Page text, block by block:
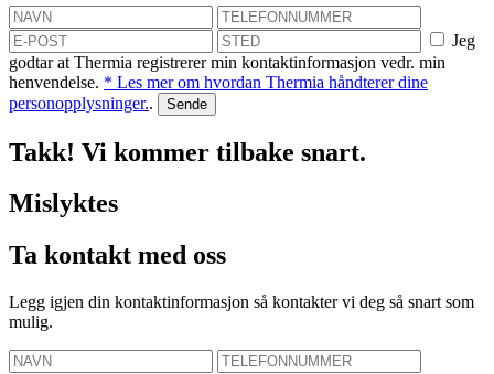
Jeg
godtar at Thermia registrerer min kontaktinformasjon vedr. min
henvendelse. * Les mer om hvordan Thermia håndterer dine
personopplysninger..
Takk! Vi kommer tilbake snart.
Mislyktes
Ta kontakt med oss
Legg igjen din kontaktinformasjon så kontakter vi deg så snart som
mulig.